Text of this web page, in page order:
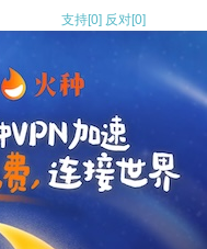
支持[0] 反对[0]
支持[0] 反对
支持